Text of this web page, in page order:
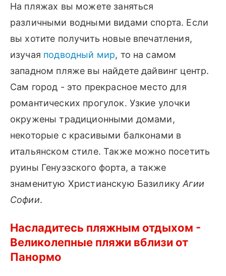
На пляжах вы можете заняться
различными водными видами спорта. Если
вы хотите получить новые впечатления,
изучая подводный мир, то на самом
западном пляже вы найдете дайвинг центр.
Сам город - это прекрасное место для
романтических прогулок. Узкие улочки
окружены традиционными домами,
некоторые с красивыми балконами в
итальянском стиле. Также можно посетить
руины Генуэзского форта, а также
знаменитую Христианскую БазиликуАгии
Софии.
Насладитесь пляжным отдыхом -
Великолепные пляжи вблизи от
Панормо